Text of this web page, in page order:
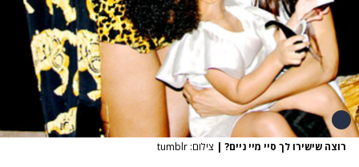
רוצה שישירו לך סיי מיי ניים? צילום: tumblr